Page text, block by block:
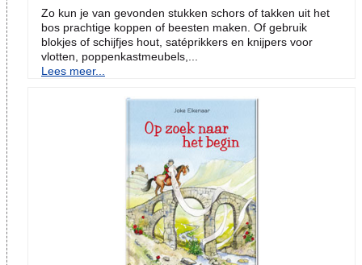
Zo kun je van gevonden stukken schors of takken uit het
bos prachtige koppen of beesten maken. Of gebruik
blokjes of schijfjes hout, satéprikkers en knijpers voor
vlotten, poppenkastmeubels,...
Lees meer...